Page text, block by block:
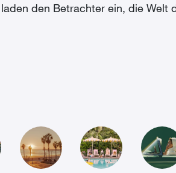
den Betrachter ein, die